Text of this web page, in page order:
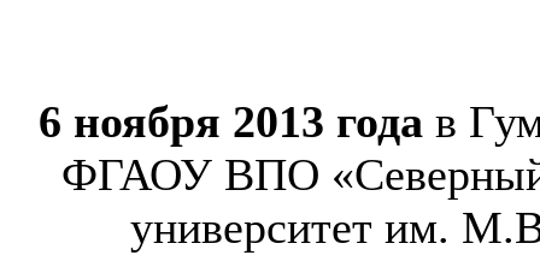
6 ноября 2013 года в
ФГАОУ ВПО «Северный
университет им.